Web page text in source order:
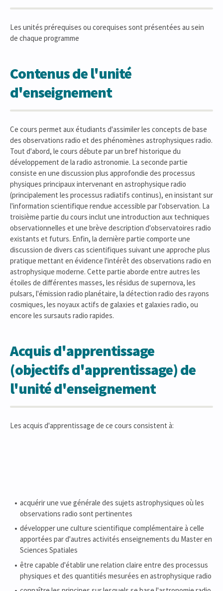
Les unités prérequises ou corequises sont présentées au sein
de chaque programme
Contenus de l'unité
d'enseignement
Ce cours permet aux étudiants d'assimiler les concepts de base
des observations radio et des phénomènes astrophysiques radio.
Tout d'abord, le cours débute par un bref historique du
développement de la radio astronomie. La seconde partie
consiste en une discussion plus approfondie des processus
physiques principaux intervenant en astrophysique radio
(principalement les processus radiatifs continus), en insistant sur
l'information scientifique rendue accessible par l'observation. La
troisième partie du cours inclut une introduction aux techniques
observationnelles et une brève description d'observatoires radio
existants et futurs. Enfin, la dernière partie comporte une
discussion de divers cas scientifiques suivant une approche plus
pratique mettant en évidence l'intérêt des observations radio en
astrophysique moderne. Cette partie aborde entre autres les
étoiles de différentes masses, les résidus de supernova, les
pulsars, l'émission radio planétaire, la détection radio des rayons
cosmiques, les noyaux actifs de galaxies et galaxies radio, ou
encore les sursauts radio rapides.
Acquis d'apprentissage
(objectifs d'apprentissage) de
l'unité d'enseignement
Les acquis d'apprentissage de ce cours consistent à:
acquérir une vue générale des sujets astrophysiques où les
observations radio sont pertinentes
développer une culture scientifique complémentaire à celle
apportées par d'autres activités enseignements du Master en
Sciences Spatiales
être capable d'établir une relation claire entre des processus
physiques et des quantitiés mesurées en astrophysique radio